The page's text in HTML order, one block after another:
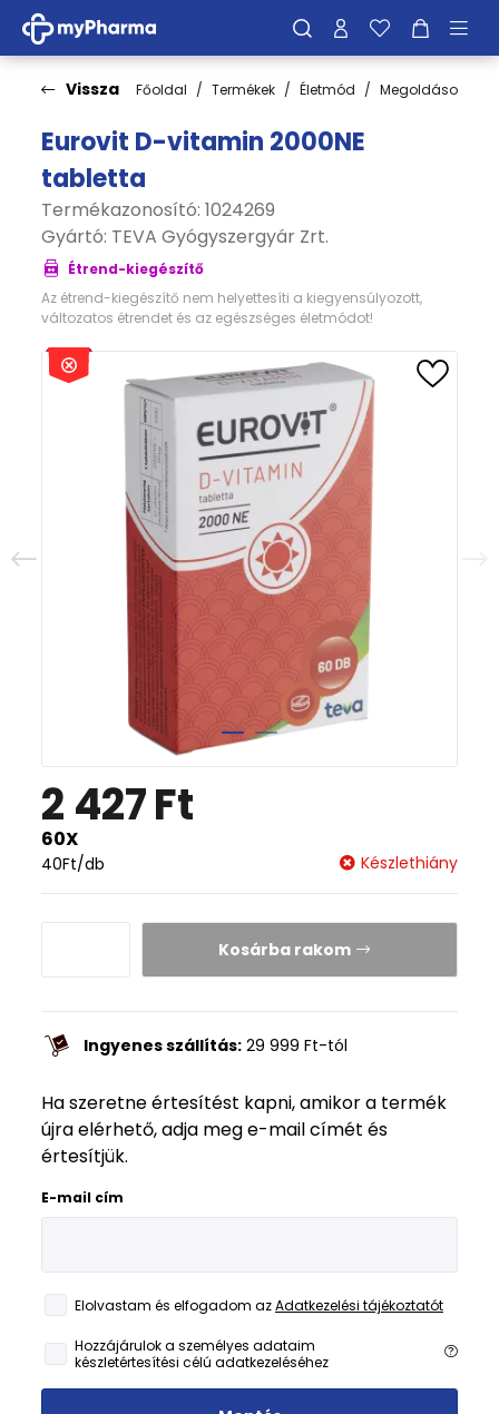
Vissza Főoldal Termékek Életmód Megoldások
Eurovit D-vitamin 2000NE
tabletta
Termékazonosító: 1024269
Gyártó: TEVA Gyógyszergyár Zrt.
Étrend-kiegészítő
Az étrend-kiegészítő nem helyettesíti a kiegyensúlyozott,
változatos étrendet és az egészséges életmódot!
2 427Ft
60X
40Ft/db Készlethiány
Kosárba rakom
Ingyenes szállítás: 29 999 Ft-tól
Ha szeretne értesítést kapni, amikor a termék
újra elérhető, adja meg e-mail címét és
értesítjük.
E-mail cím
Elolvastam és elfogadom azAdatkezelési tájékoztatót
Hozzájárulok a személyes adataim
készletértesítési célú adatkezeléséhez